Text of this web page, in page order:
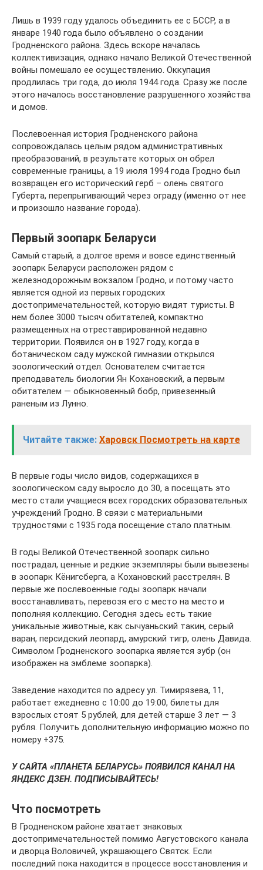
Лишь в 1939 году удалось объединить ее с БССР, а в
январе 1940 года было объявлено о создании
Гродненского района. Здесь вскоре началась
коллективизация, однако начало Великой Отечественной
войны помешало ее осуществлению. Оккупация
продлилась три года, до июля 1944 года. Сразу же после
этого началось восстановление разрушенного хозяйства
и домов.
Послевоенная история Гродненского района
сопровождалась целым рядом административных
преобразований, в результате которых он обрел
современные границы, а 19 июля 1994 года Гродно был
возвращен его исторический герб – олень святого
Губерта, перепрыгивающий через ограду (именно от нее
и произошло название города).
Первый зоопарк Беларуси
Самый старый, а долгое время и вовсе единственный
зоопарк Беларуси расположен рядом с
железнодорожным вокзалом Гродно, и потому часто
является одной из первых городских
достопримечательностей, которую видят туристы. В
нем более 3000 тысяч обитателей, компактно
размещенных на отреставрированной недавно
территории. Появился он в 1927 году, когда в
ботаническом саду мужской гимназии открылся
зоологический отдел. Основателем считается
преподаватель биологии Ян Кохановский, а первым
обитателем — обыкновенный бобр, привезенный
раненым из Лунно.
Читайте также: Харовск Посмотреть на карте
В первые годы число видов, содержащихся в
зоологическом саду выросло до 30, а посещать это
место стали учащиеся всех городских образовательных
учреждений Гродно. В связи с материальными
трудностями с 1935 года посещение стало платным.
В годы Великой Отечественной зоопарк сильно
пострадал, ценные и редкие экземпляры были вывезены
в зоопарк Кёнигсберга, а Кохановский расстрелян. В
первые же послевоенные годы зоопарк начали
восстанавливать, перевозя его с место на место и
пополняя коллекцию. Сегодня здесь есть такие
уникальные животные, как сычуаньский такин, серый
варан, персидский леопард, амурский тигр, олень Давида.
Символом Гродненского зоопарка является зубр (он
изображен на эмблеме зоопарка).
Заведение находится по адресу ул. Тимирязева, 11,
работает ежедневно с 10:00 до 19:00, билеты для
взрослых стоят 5 рублей, для детей старше 3 лет — 3
рубля. Получить дополнительную информацию можно по
номеру +375.
У САЙТА «ПЛАНЕТА БЕЛАРУСЬ» ПОЯВИЛСЯ КАНАЛ НА
ЯНДЕКС ДЗЕН. ПОДПИСЫВАЙТЕСЬ!
Что посмотреть
В Гродненском районе хватает знаковых
достопримечательностей помимо Августовского канала
и дворца Воловичей, украшающего Святск. Если
последний пока находится в процессе восстановления и